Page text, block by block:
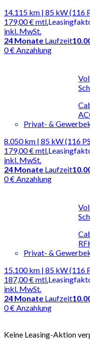
14.115 km | 85 kW (116
179,00 €mtl.
inkl. MwSt.
24 Monate Laufzeit
0 € Anzahlung
Privat- &
8.050 km | 85 kW (116
179,00 €mtl.
inkl. MwSt.
24 Monate Laufzeit
0 € Anzahlung
Privat- &
15.100 km | 85 kW (116
187,00 €mtl.
inkl. MwSt.
24 Monate Laufzeit
0 € Anzahlung
Keine Leasing-Aktion